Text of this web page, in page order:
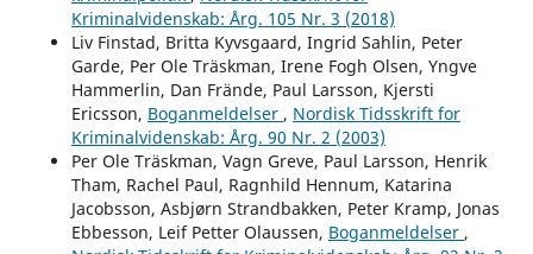
Kriminalvidenskab: Årg. 105 Nr. 3 (2018)
Liv Finstad, Britta Kyvsgaard, Ingrid Sahlin, Peter
Garde, Per Ole Träskman, Irene Fogh Olsen, Yngve
Hammerlin, Dan Frände, Paul Larsson, Kjersti
Ericsson, Boganmeldelser , Nordisk Tidsskrift for
Kriminalvidenskab: Årg. 90 Nr. 2 (2003)
Per Ole Träskman, Vagn Greve, Paul Larsson, Henrik
Tham, Rachel Paul, Ragnhild Hennum, Katarina
Jacobsson, Asbjørn Strandbakken, Peter Kramp, Jonas
Ebbesson, Leif Petter Olaussen, Boganmeldelser ,